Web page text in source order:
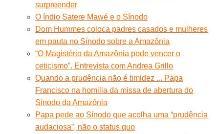
surpreender
O índio Satere Mawé e o Sínodo
Dom Hummes coloca padres casados e mulheres
em pauta no Sínodo sobre a Amazônia
“O Magistério da Amazônia pode vencer o
ceticismo”. Entrevista com Andrea Grillo
Quando a prudência não é timidez ... Papa
Francisco na homilia da missa de abertura do
Sínodo da Amazônia
Papa pede ao Sínodo que acolha uma “prudência
audaciosa”, não o status quo